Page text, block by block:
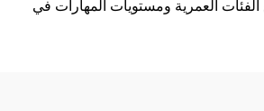
العمرية ومستويات المهارات في